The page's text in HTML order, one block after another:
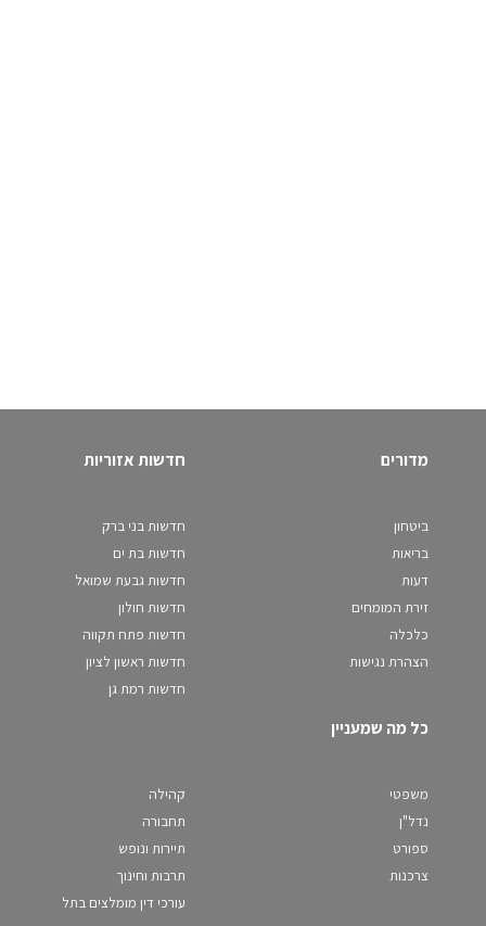
מדורים
ביטחון
בריאות
דעות
זירת המומחים
כלכלה
הצהרת נגישות
חדשות אזוריות
חדשות בני ברק
חדשות בת ים
חדשות גבעת שמואל
חדשות חולון
חדשות פתח תקווה
חדשות ראשון לציון
חדשות רמת גן
כל מה שמעניין
משפטי
נדל"ן
ספורט
צרכנות
קהילה
תחבורה
תיירות ונופש
תרבות וחינוך
עורכי דין מומלצים בתל